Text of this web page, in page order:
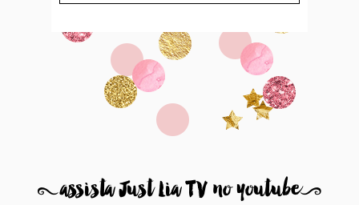
8assista Just Lia TV no youtube9